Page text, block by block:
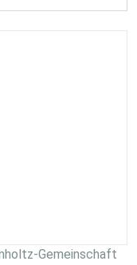
Gemeinschaft